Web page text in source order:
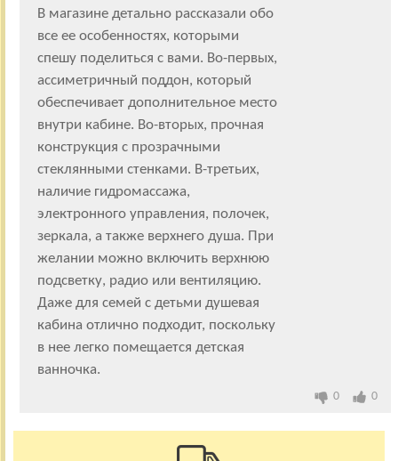
В магазине детально рассказали обо
все ее особенностях, которыми
спешу поделиться с вами. Во-первых,
ассиметричный поддон, который
обеспечивает дополнительное место
внутри кабине. Во-вторых, прочная
конструкция с прозрачными
стеклянными стенками. В-третьих,
наличие гидромассажа,
электронного управления, полочек,
зеркала, а также верхнего душа. При
желании можно включить верхнюю
подсветку, радио или вентиляцию.
Даже для семей с детьми душевая
кабина отлично подходит, поскольку
в нее легко помещается детская
ванночка.
0 0